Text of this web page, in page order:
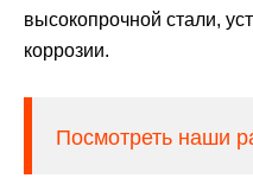
высокопрочной стали,
коррозии.
Посмотреть наши